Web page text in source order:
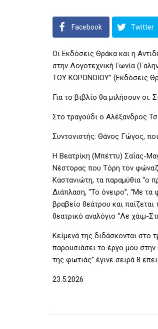
Facebook Twitter
Οι Εκδόσεις Θράκα και η
στην Λογοτεχνική Γωνία
ΤΟΥ ΚΟΡΟΝΟΙΟΥ” (Εκδόσεις
Για το βιβλίο θα μιλήσουν
Στο τραγούδι ο Αλέξανδρος
Συντονιστής: Θάνος Γώγος,
Η Βεατρίκη (Μπέττυ) Σαΐας-
Νέστορας που Τόρη τον
Καστανιώτη, τα παραμύθια “ο
Διάπλαση, “Το όνειρο”, “Με τα
βραβείο θεάτρου και παίζεται
θεατρικό αναλόγιο “Λε χάιμ-
Κείμενά της διδάσκονται στο
παρουσιάσει το έργο μου
της φωτιάς” έγινε σειρά 8
23.5.2026